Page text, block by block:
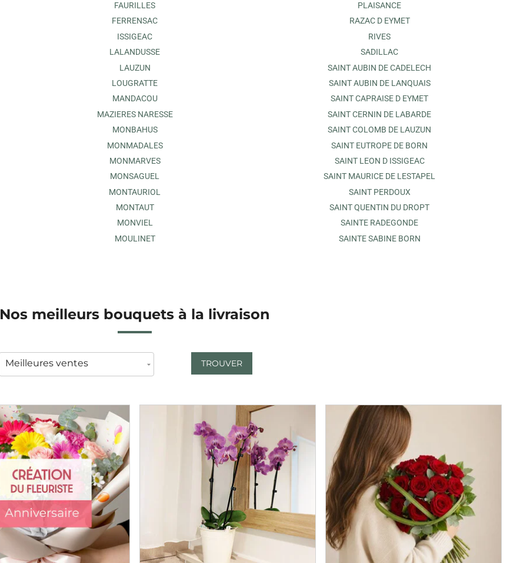
FAURILLES
FERRENSAC
ISSIGEAC
LALANDUSSE
LAUZUN
LOUGRATTE
MANDACOU
MAZIERES NARESSE
MONBAHUS
MONMADALES
MONMARVES
MONSAGUEL
MONTAURIOL
MONTAUT
MONVIEL
MOULINET
PLAISANCE
RAZAC D EYMET
RIVES
SADILLAC
SAINT AUBIN DE CADELECH
SAINT AUBIN DE LANQUAIS
SAINT CAPRAISE D EYMET
SAINT CERNIN DE LABARDE
SAINT COLOMB DE LAUZUN
SAINT EUTROPE DE BORN
SAINT LEON D ISSIGEAC
SAINT MAURICE DE LESTAPEL
SAINT PERDOUX
SAINT QUENTIN DU DROPT
SAINTE RADEGONDE
SAINTE SABINE BORN
Nos meilleurs bouquets à la livraison
TROUVER